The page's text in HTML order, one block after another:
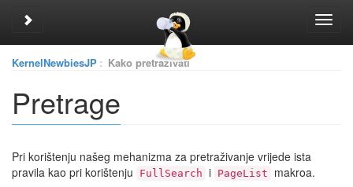
Toggle sidebar
KernelNewbiesJP : Kako pretraživati
Pretrage
Pri korištenju našeg mehanizma za pretraživanje vrijede ista
pravila kao pri korištenju
FullSearch i PageList
makroa.